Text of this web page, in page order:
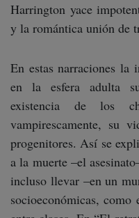
Harrington yace
y la romántica unión de
En estas narraciones
en la esfera adulta
existencia de los
vampirescamente, su
progenitores. Así se
a la muerte –el
incluso llevar –en un
socioeconómicas,